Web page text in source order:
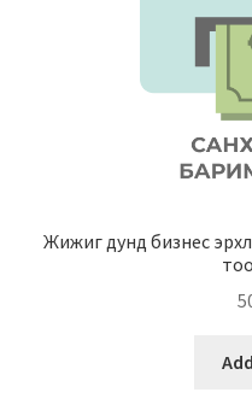
Түрээсийн гэрээ
Хөдөлмөрийн багц
Шүүхэд нэхэмжлэл гаргах
Жижиг дунд бизнес